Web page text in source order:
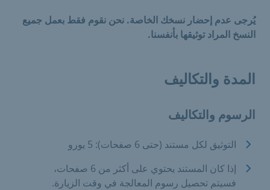
يُرجى عدم إحضار نسخك الخاصة. نحن نقوم فقط بعمل جميع
النسخ المراد توثيقها بأنفسنا.
المدة والتكاليف
الرسوم والتكاليف
التوثيق لكل مستند (حتى 6 صفحات): 5 يورو
إذا كان المستند يحتوي على أكثر من 6 صفحات،
فسيتم تحصيل رسوم المعالجة في وقت الزيارة.